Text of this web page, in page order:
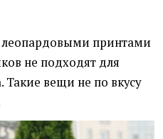
леопардовыми принтами
не подходят для
Такие вещи не по вкусу